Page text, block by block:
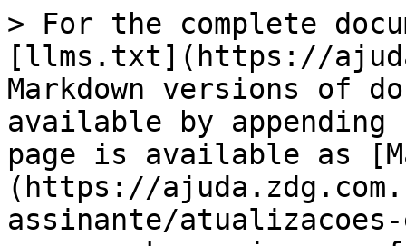
> For the complete
[llms.txt](https://
Markdown versions of
available by
page is available as
(https://
assinante/